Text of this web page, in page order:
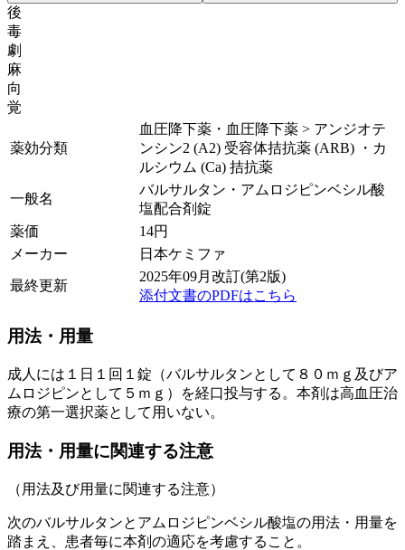
後
毒
劇
麻
向
覚
薬効分類
血圧降下薬・血圧降下薬 > アンジオテ
ンシン2 (A2) 受容体拮抗薬 (ARB) ・カ
ルシウム (Ca) 拮抗薬
一般名
バルサルタン・アムロジピンベシル酸
塩配合剤錠
薬価
14円
メーカー
日本ケミファ
最終更新
2025年09月改訂(第2版)
添付文書のPDFはこちら
用法・用量
成人には１日１回１錠（バルサルタンとして８０ｍｇ及びア
ムロジピンとして５ｍｇ）を経口投与する。本剤は高血圧治
療の第一選択薬として用いない。
用法・用量に関連する注意
（用法及び用量に関連する注意）
次のバルサルタンとアムロジピンベシル酸塩の用法・用量を
踏まえ、患者毎に本剤の適応を考慮すること。